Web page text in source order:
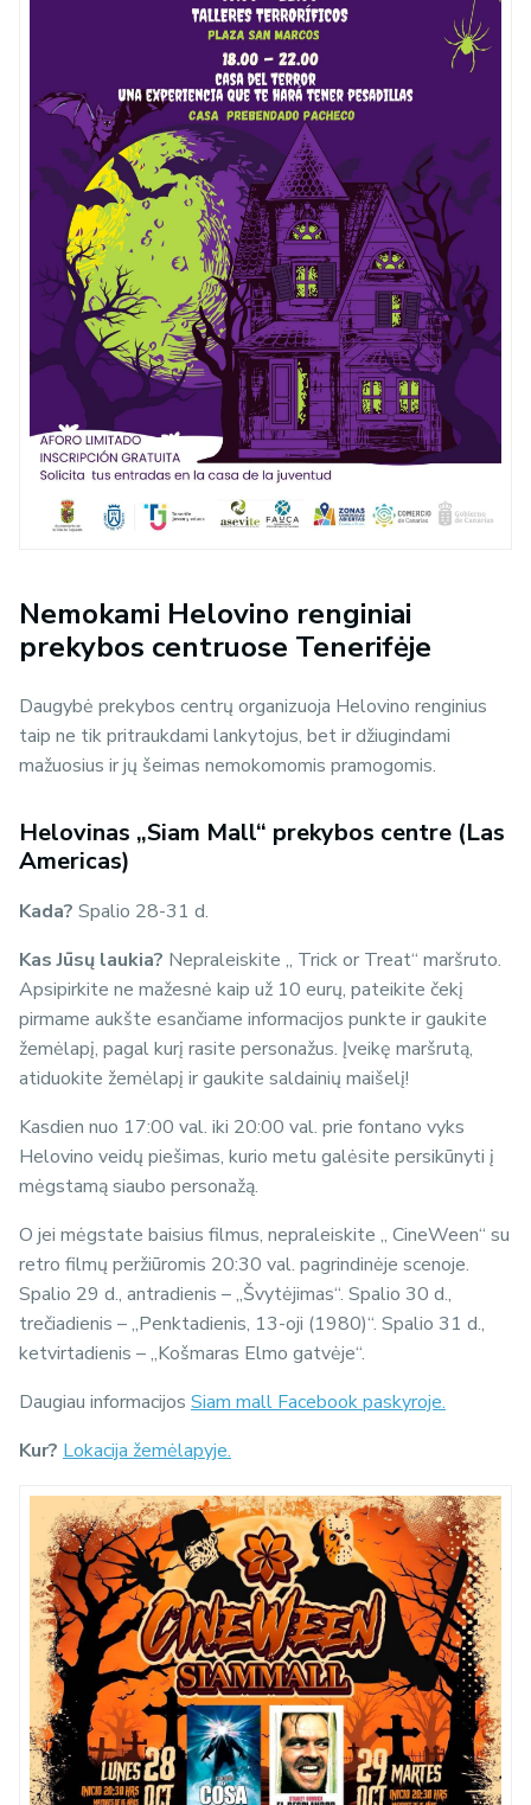
Nemokami Helovino renginiai
prekybos centruose Tenerifėje
Daugybė prekybos centrų organizuoja Helovino renginius
taip ne tik pritraukdami lankytojus, bet ir džiugindami
mažuosius ir jų šeimas nemokomomis pramogomis.
Helovinas „Siam Mall“ prekybos centre (Las
Americas)
Kada? Spalio 28-31 d.
Kas Jūsų laukia? Nepraleiskite „ Trick or Treat“ maršruto.
Apsipirkite ne mažesnė kaip už 10 eurų, pateikite čekį
pirmame aukšte esančiame informacijos punkte ir gaukite
žemėlapį, pagal kurį rasite personažus. Įveikę maršrutą,
atiduokite žemėlapį ir gaukite saldainių maišelį!
Kasdien nuo 17:00 val. iki 20:00 val. prie fontano vyks
Helovino veidų piešimas, kurio metu galėsite persikūnyti į
mėgstamą siaubo personažą.
O jei mėgstate baisius filmus, nepraleiskite „ CineWeen“ su
retro filmų peržiūromis 20:30 val. pagrindinėje scenoje.
Spalio 29 d., antradienis – „Švytėjimas“. Spalio 30 d.,
trečiadienis – „Penktadienis, 13-oji (1980)“. Spalio 31 d.,
ketvirtadienis – „Košmaras Elmo gatvėje“.
Daugiau informacijos Siam mall Facebook paskyroje.
Kur? Lokacija žemėlapyje.